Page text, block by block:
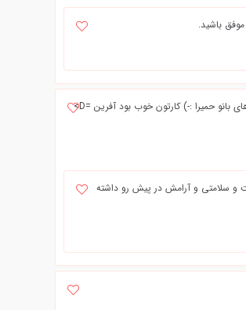
باشید.
درود بر شما بانو حکیمی @};- @};- @};- حال و هوای کارتون منو یاد کارهای بانو حمیرا :-) کارتون خوب بود آفرین =D>
و سلامتی و آرامش در پیش رو داشته